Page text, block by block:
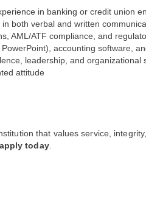
in banking or credit union
both verbal and written
AML/ATF compliance, and
accounting software,
leadership, and organizational
attitude
that values service,
apply today.